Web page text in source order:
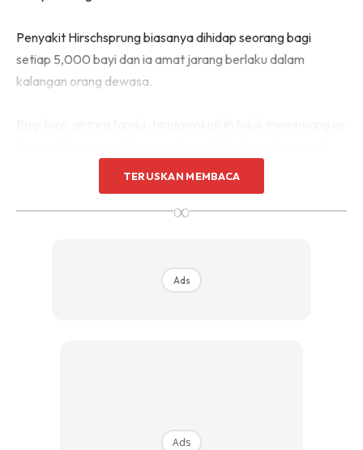
Penyakit Hirschsprung biasanya dihidap seorang bagi
setiap 5,000 bayi dan ia amat jarang berlaku dalam
kalangan orang dewasa.
TERUSKAN MEMBACA
∞
Ads
Ads